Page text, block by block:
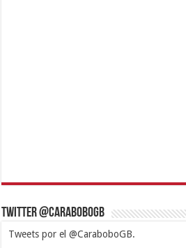
Twitter @CaraboboGB
Tweets por el @CaraboboGB.